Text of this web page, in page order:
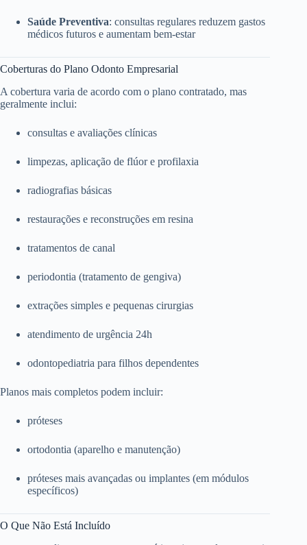
Saúde Preventiva: consultas regulares reduzem gastos
médicos futuros e aumentam bem-estar
Coberturas do Plano Odonto Empresarial
A cobertura varia de acordo com o plano contratado, mas
geralmente inclui:
consultas e avaliações clínicas
limpezas, aplicação de flúor e profilaxia
radiografias básicas
restaurações e reconstruções em resina
tratamentos de canal
periodontia (tratamento de gengiva)
extrações simples e pequenas cirurgias
atendimento de urgência 24h
odontopediatria para filhos dependentes
Planos mais completos podem incluir:
próteses
ortodontia (aparelho e manutenção)
próteses mais avançadas ou implantes (em módulos
específicos)
O Que Não Está Incluído